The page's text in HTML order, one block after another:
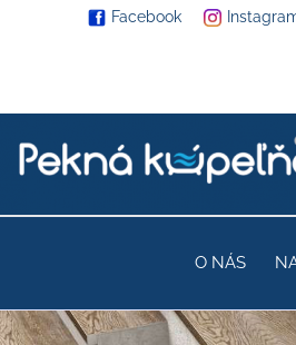
Facebook
O NÁS